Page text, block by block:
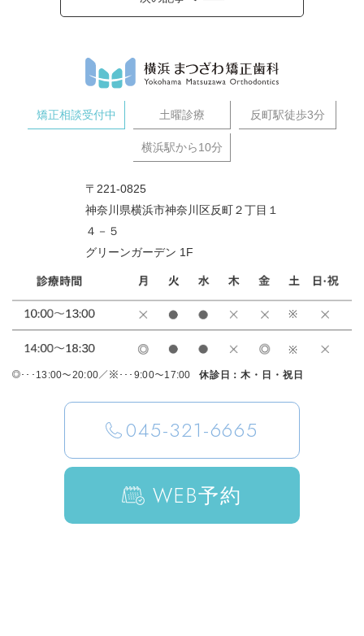
矯正相談受付中 土曜診療 反町駅徒歩3分
横浜駅から10分
〒221-0825
神奈川県横浜市神奈川区反町２丁目１
４－５
グリーンガーデン 1F
045-321-6665
WEB予約
･･･13:00～20:00／※･･･9:00～17:00 休診日：木・日・祝日